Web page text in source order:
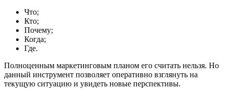
Что;
Кто;
Почему;
Когда;
Где.
Полноценным маркетинговым планом его считать нельзя. Но
данный инструмент позволяет оперативно взглянуть на
текущую ситуацию и увидеть новые перспективы.